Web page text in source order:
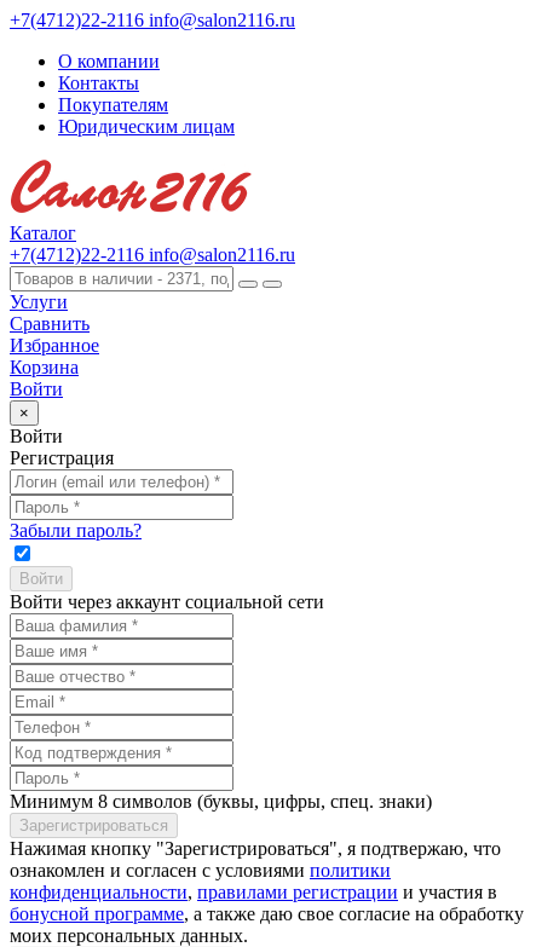
+7(4712)22-2116 info@salon2116.ru
О компании
Контакты
Покупателям
Юридическим лицам
Каталог
+7(4712)22-2116 info@salon2116.ru
Услуги
Сравнить
Избранное
Корзина
Войти
×
Войти
Регистрация
Забыли пароль?
Войти через аккаунт социальной сети
Минимум 8 символов (буквы, цифры, спец. знаки)
Нажимая кнопку "Зарегистрироваться", я подтвержаю, что
ознакомлен и согласен с условиями политики
конфиденциальности, правилами регистрации и участия в
бонусной программе, а также даю свое согласие на обработку
моих персональных данных.